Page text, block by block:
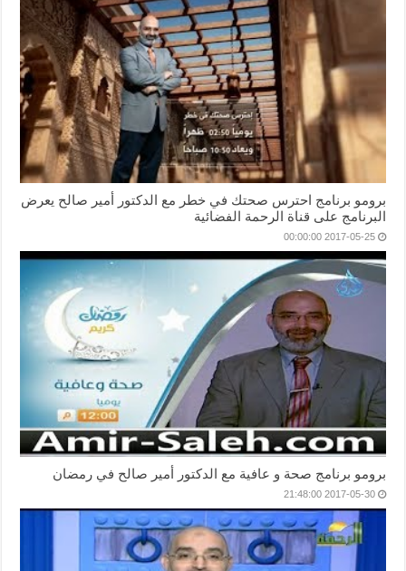
برومو برنامج احترس صحتك في خطر مع الدكتور أمير صالح يعرض
البرنامج على قناة الرحمة الفضائية
2017-05-25 00:00:00
برومو برنامج صحة و عافية مع الدكتور أمير صالح في رمضان
2017-05-30 21:48:00